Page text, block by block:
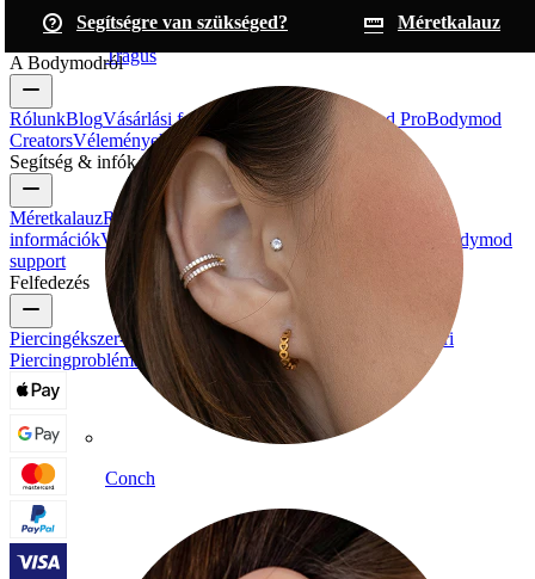
Tragus
Conch
Segítségre van szükséged?
Méretkalauz
A Bodymodról
RólunkBlogVásárlási feltételek KapcsolatBodymod ProBodymod
CreatorsVélemények a Bodymodról
Segítség & infók
MéretkalauzRendelés nyomonkövetése
Szállítási
információkVisszaküldés & visszamondás Fiókom
Bodymod
support
Felfedezés
Piercingékszer-típusok Piercingékszer-alapanyagok
Gyakori
Piercingproblémák és Utóápolás